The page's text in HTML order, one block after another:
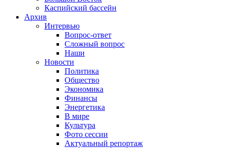
Каспийский бассейн
Архив
Интервью
Вопрос-ответ
Сложный вопрос
Наши
Новости
Политика
Общество
Экономика
Финансы
Энергетика
В мире
Культура
Фото сессии
Актуальный репортаж